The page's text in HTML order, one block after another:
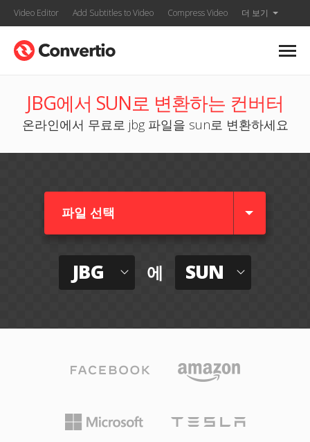
Video Editor Add Subtitles to Video Compress Video 더 보기
JBG에서 SUN로 변환하는 컨버터
온라인에서 무료로 jbg 파일을 sun로 변환하세요
파일 선택
JBG 에 SUN